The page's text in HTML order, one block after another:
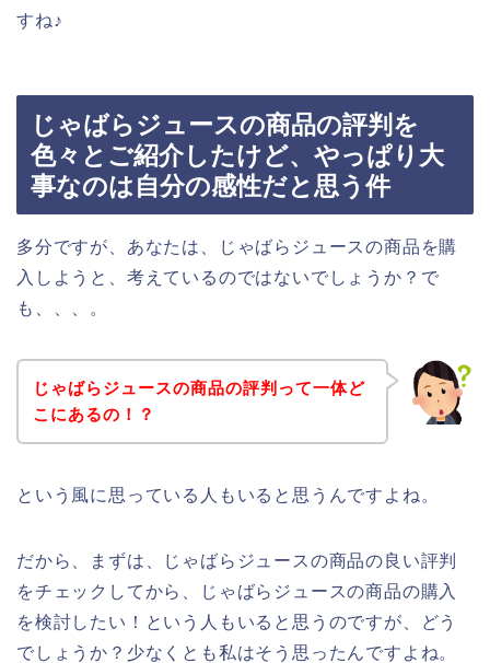
すね♪
じゃばらジュースの商品の評判を
色々とご紹介したけど、やっぱり大
事なのは自分の感性だと思う件
多分ですが、あなたは、じゃばらジュースの商品を購
入しようと、考えているのではないでしょうか？で
も、、、。
じゃばらジュースの商品の評判って一体ど
こにあるの！？
という風に思っている人もいると思うんですよね。
だから、まずは、じゃばらジュースの商品の良い評判
をチェックしてから、じゃばらジュースの商品の購入
を検討したい！という人もいると思うのですが、どう
でしょうか？少なくとも私はそう思ったんですよね。